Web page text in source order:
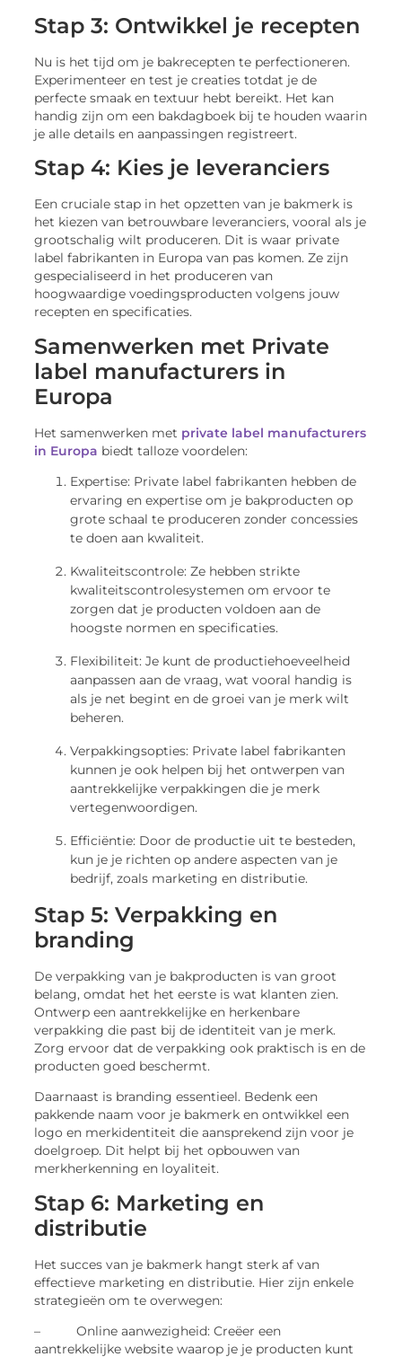
Stap 3: Ontwikkel je recepten
Nu is het tijd om je bakrecepten te perfectioneren.
Experimenteer en test je creaties totdat je de
perfecte smaak en textuur hebt bereikt. Het kan
handig zijn om een bakdagboek bij te houden waarin
je alle details en aanpassingen registreert.
Stap 4: Kies je leveranciers
Een cruciale stap in het opzetten van je bakmerk is
het kiezen van betrouwbare leveranciers, vooral als je
grootschalig wilt produceren. Dit is waar private
label fabrikanten in Europa van pas komen. Ze zijn
gespecialiseerd in het produceren van
hoogwaardige voedingsproducten volgens jouw
recepten en specificaties.
Samenwerken met Private
label manufacturers in
Europa
Het samenwerken met private label manufacturers
in Europa biedt talloze voordelen:
Expertise: Private label fabrikanten hebben de
ervaring en expertise om je bakproducten op
grote schaal te produceren zonder concessies
te doen aan kwaliteit.
Kwaliteitscontrole: Ze hebben strikte
kwaliteitscontrolesystemen om ervoor te
zorgen dat je producten voldoen aan de
hoogste normen en specificaties.
Flexibiliteit: Je kunt de productiehoeveelheid
aanpassen aan de vraag, wat vooral handig is
als je net begint en de groei van je merk wilt
beheren.
Verpakkingsopties: Private label fabrikanten
kunnen je ook helpen bij het ontwerpen van
aantrekkelijke verpakkingen die je merk
vertegenwoordigen.
Efficiëntie: Door de productie uit te besteden,
kun je je richten op andere aspecten van je
bedrijf, zoals marketing en distributie.
Stap 5: Verpakking en
branding
De verpakking van je bakproducten is van groot
belang, omdat het het eerste is wat klanten zien.
Ontwerp een aantrekkelijke en herkenbare
verpakking die past bij de identiteit van je merk.
Zorg ervoor dat de verpakking ook praktisch is en de
producten goed beschermt.
Daarnaast is branding essentieel. Bedenk een
pakkende naam voor je bakmerk en ontwikkel een
logo en merkidentiteit die aansprekend zijn voor je
doelgroep. Dit helpt bij het opbouwen van
merkherkenning en loyaliteit.
Stap 6: Marketing en
distributie
Het succes van je bakmerk hangt sterk af van
effectieve marketing en distributie. Hier zijn enkele
strategieën om te overwegen:
– Online aanwezigheid: Creëer een
aantrekkelijke website waarop je je producten kunt